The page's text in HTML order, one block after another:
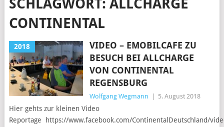
SCHLAGWORT: ALLCHARGE
CONTINENTAL
2018
VIDEO – EMOBILCAFE ZU
BESUCH BEI ALLCHARGE
VON CONTINENTAL
REGENSBURG
Wolfgang Wegmann 5. August 2018
Hier gehts zur kleinen Video
Reportage https://www.facebook.com/ContinentalDeutschland/